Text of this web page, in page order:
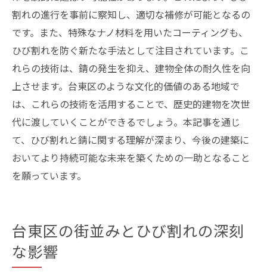
割れの進行を事前に察知し、適切な補修が可能となるの
です。また、特殊なナノ材料を用いたコーティングも、
ひび割れを防ぐ新たな手法として注目されています。こ
れらの技術は、錆の発生を抑え、建物全体の耐久性を向
上させます。台東区のような文化的価値のある地域で
は、これらの技術を活用することで、歴史的建物を次世
代に渡していくことができるでしょう。本記事を通じ
て、ひび割れと錆に関する理解が深まり、今後の建築に
おいてより持続可能な未来を築くための一助となること
を願っています。
台東区の街並みとひび割れの深刻
な影響